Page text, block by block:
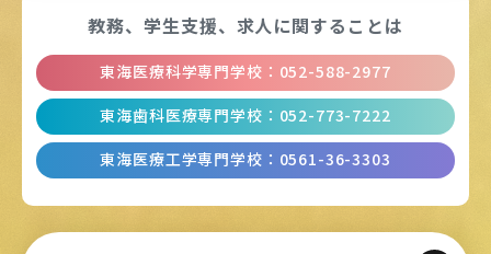
教務、学生支援、 求人に関することは
東海医療科学専門学校 ： 052-588-2977
東海歯科医療専門学校 ： 052-773-7222
東海医療工学専門学校 ： 0561-36-3303